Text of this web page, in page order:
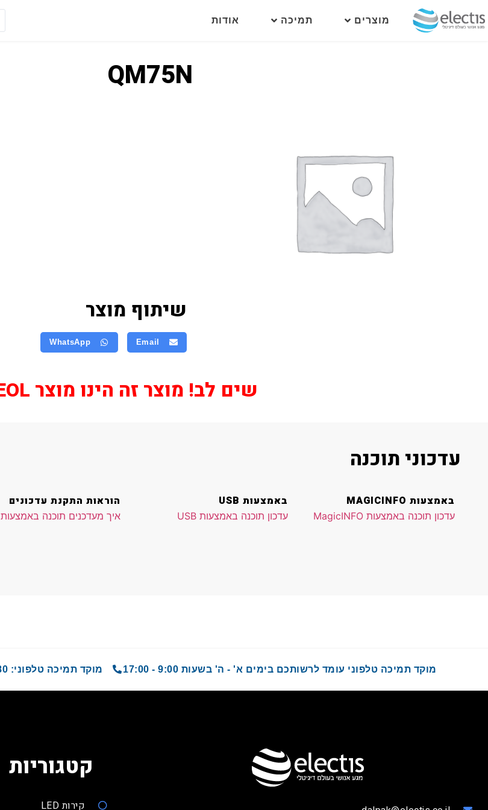
מוצרים תמיכה אודות
QM75N
שיתוף מוצר
Email
WhatsApp
שים לב! מוצר זה הינו מוצר EOL
עדכוני תוכנה
באמצעות MAGICINFO
עדכון תוכנה באמצעות MagicINFO
באמצעות USB
עדכון תוכנה באמצעות USB
הוראות התקנת עדכונים
איך מעדכנים תוכנה באמצעות USB
מוקד תמיכה טלפוני עומד לרשותכם בימים א' - ה' בשעות 9:00 - 17:00 מוקד תמיכה טלפוני: 03-6494080
קטגוריות
קירות LED